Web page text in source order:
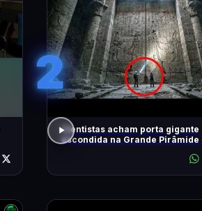
2
Cientistas acham porta gigante
escondida na Grande Pirâmide